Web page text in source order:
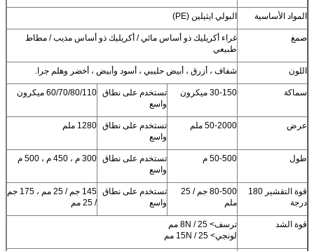
المواد الأساسية البولي ايثيلين (PE)
صمغ
غراء أكريليك ذو أساس مائي / أكريليك ذو أساس مذيب / مطاط
طبيعي
اللون شفاف ، أزرق ، أبيض حليبي ، أسود وأبيض ، أخضر وهلم جرا.
سماكة 30-150 ميكرون
تستخدم على نطاق
واسع
60/70/80/110 ميكرون
عرض 50-2000 ملم
تستخدم على نطاق
واسع
1280 ملم
طول 50-500 م
تستخدم على نطاق
واسع
300 م ، 450 م ، 500 م
قوة التقشير 180
درجة
80-500 جم / 25
ملم
تستخدم على نطاق
واسع
145 جم / 25 مم ، 175 جم
/ 25 مم
قوة الشد
ترسف> 8N / 25 مم
لونجي> 15N / 25 مم